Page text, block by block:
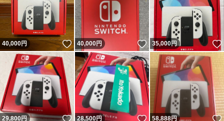
40,000円 いいね！
40,000円 いいね！
35,000円
29,800円 いいね！
28,500円 いいね！
58,888円